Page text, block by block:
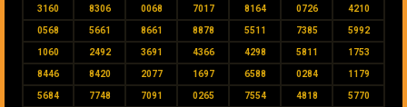
3160 8306 0068 7017 8164 0726 4210
0568 5661 8661 8878 5511 7385 5992
1060 2492 3691 4366 4298 5811 1753
8446 8420 2077 1697 6588 0284 1179
5684 7748 7091 0265 7554 4818 5770